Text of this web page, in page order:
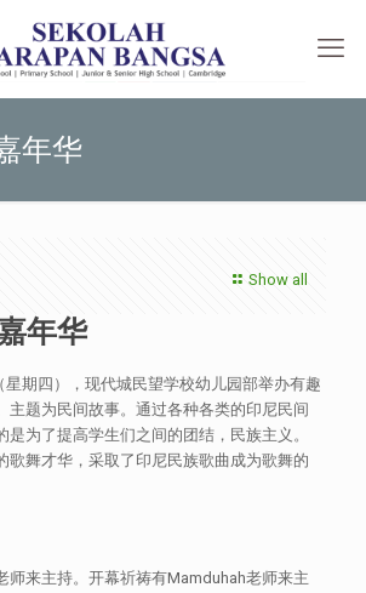
年华
Show all
年华
星期四），现代城民望学校幼儿园部举办有趣
主题为民间故事。通过各种各类的印尼民间
是为了提高学生们之间的团结，民族主义。
歌舞才华，采取了印尼民族歌曲成为歌舞的
师来主持。开幕祈祷有Mamduhah老师来主